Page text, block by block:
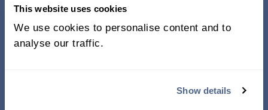
This website uses cookies
We use cookies to personalise content and to
analyse our traffic.
Show details
338, Rue Saint-Antoine E.
Bureau 011, Montréal QC
H2Y 1A3 Canada